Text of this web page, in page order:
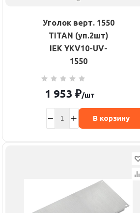
Уголок верт. 1550
TITAN (уп.2шт)
IEK YKV10-UV-
1550
1 953 ₽/шт
В корзину